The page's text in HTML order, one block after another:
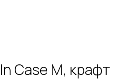
Case M, крафт